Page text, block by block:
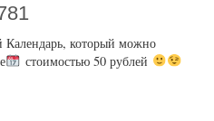
который можно
стоимостью 50 рублей